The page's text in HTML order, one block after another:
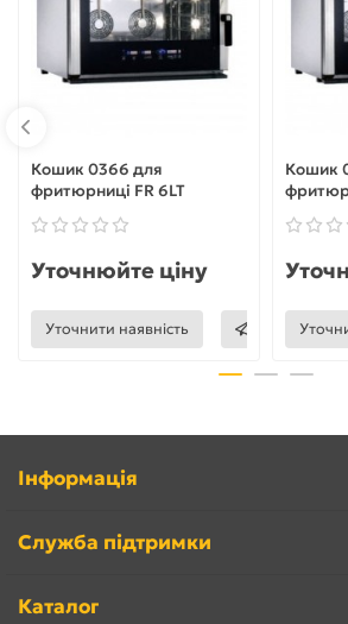
Кошик 0366 для
фритюрниці FR 6LT
Уточнюйте ціну
Уточнити наявність
Кошик
Інформація
Служба підтримки
Каталог